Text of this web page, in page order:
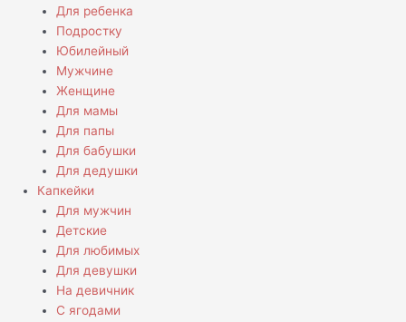
Для ребенка
Подростку
Юбилейный
Мужчине
Женщине
Для мамы
Для папы
Для бабушки
Для дедушки
Капкейки
Для мужчин
Детские
Для любимых
Для девушки
На девичник
С ягодами